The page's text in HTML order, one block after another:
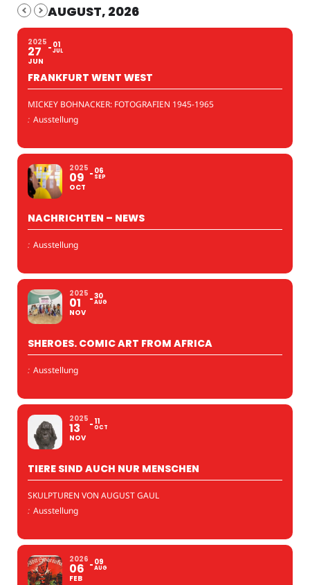
AUGUST, 2026
2025
27
JUN
01
JUL
FRANKFURT WENT WEST
MICKEY BOHNACKER: FOTOGRAFIEN 1945-1965
: Ausstellung
2025
09
OCT
06
SEP
NACHRICHTEN – NEWS
: Ausstellung
2025
01
NOV
30
AUG
SHEROES. COMIC ART FROM AFRICA
: Ausstellung
2025
13
NOV
11
OCT
TIERE SIND AUCH NUR MENSCHEN
SKULPTUREN VON AUGUST GAUL
: Ausstellung
2026
06
FEB
09
AUG